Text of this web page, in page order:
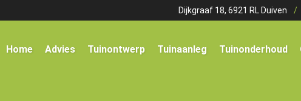
Dijkgraaf 18, 6921 RL Duiven
Home Advies Tuinontwerp Tuinaanleg Tuinonderhoud